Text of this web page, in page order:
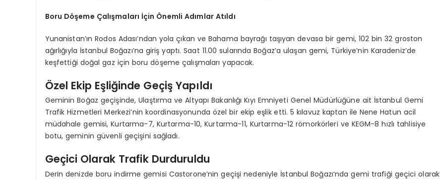
Boru Döşeme Çalışmaları İçin Önemli Adımlar Atıldı
Yunanistan’ın Rodos Adası’ndan yola çıkan ve Bahama bayrağı taşıyan devasa bir gemi, 102 bin 32 groston
ağırlığıyla İstanbul Boğazı’na giriş yaptı. Saat 11.00 sularında Boğaz’a ulaşan gemi, Türkiye’nin Karadeniz’de
keşfettiği doğal gaz için boru döşeme çalışmaları yapacak.
Özel Ekip Eşliğinde Geçiş Yapıldı
Geminin Boğaz geçişinde, Ulaştırma ve Altyapı Bakanlığı Kıyı Emniyeti Genel Müdürlüğüne ait İstanbul Gemi
Trafik Hizmetleri Merkezi’nin koordinasyonunda özel bir ekip eşlik etti. 5 kılavuz kaptan ile Nene Hatun acil
müdahale gemisi, Kurtarma-7, Kurtarma-10, Kurtarma-11, Kurtarma-12 römorkörleri ve KEGM-8 hızlı tahlisiye
botu, geminin güvenli geçişini sağladı.
Geçici Olarak Trafik Durduruldu
Derin denizde boru indirme gemisi Castorone’nin geçişi nedeniyle İstanbul Boğazı’nda gemi trafiği geçici olarak